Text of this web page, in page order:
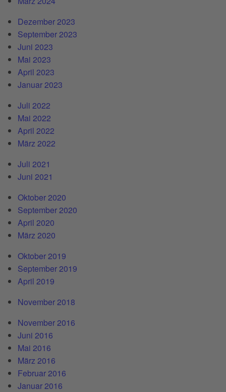
Dezember 2023
September 2023
Juni 2023
Mai 2023
April 2023
Januar 2023
Juli 2022
Mai 2022
April 2022
März 2022
Juli 2021
Juni 2021
Oktober 2020
September 2020
April 2020
März 2020
Oktober 2019
September 2019
April 2019
November 2018
November 2016
Juni 2016
Mai 2016
März 2016
Februar 2016
Januar 2016